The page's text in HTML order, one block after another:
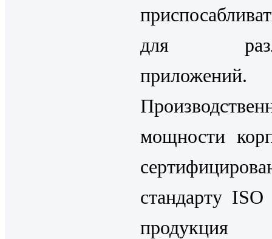
для
приложений.
мощности
стандарту
продукция